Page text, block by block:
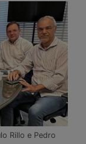
Rillo e Pedro